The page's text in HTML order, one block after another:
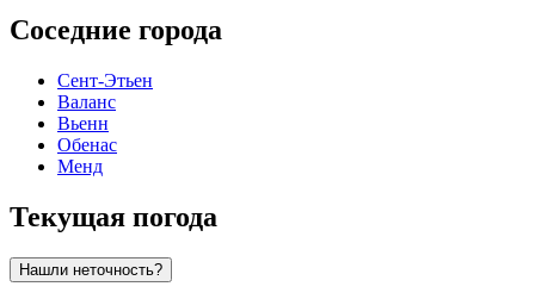
Соседние города
Сент-Этьен
Валанс
Вьенн
Обенас
Менд
Текущая погода
Нашли неточность?